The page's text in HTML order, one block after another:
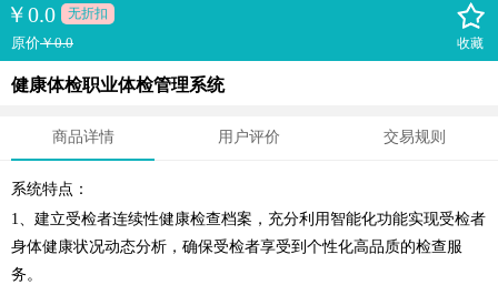
￥0.0 无折扣
原价￥0.0 收藏
健康体检职业体检管理系统
商品详情 用户评价 交易规则
系统特点：
1、建立受检者连续性健康检查档案，充分利用智能化功能实现受检者
身体健康状况动态分析，确保受检者享受到个性化高品质的检查服
务。